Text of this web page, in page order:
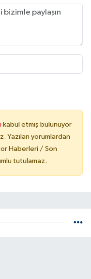
kabul etmiş bulunuyor
Yazılan yorumlardan
Haberleri / Son
tutulamaz.